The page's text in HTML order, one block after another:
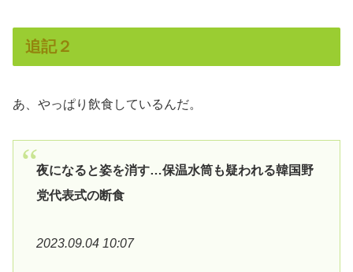
追記２
あ、やっぱり飲食しているんだ。
夜になると姿を消す…保温水筒も疑われる韓国野
党代表式の断食
2023.09.04 10:07